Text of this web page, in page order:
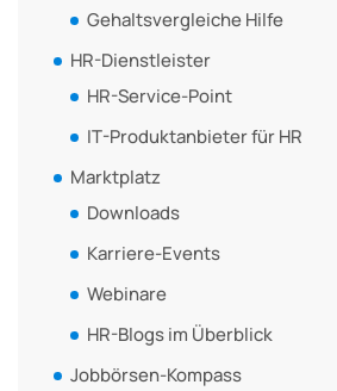
Gehaltsvergleiche Hilfe
HR-Dienstleister
HR-Service-Point
IT-Produktanbieter für HR
Marktplatz
Downloads
Karriere-Events
Webinare
HR-Blogs im Überblick
Jobbörsen-Kompass